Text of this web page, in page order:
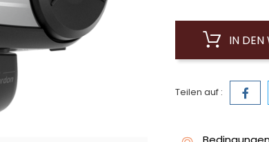
IN DEN
Teilen auf :